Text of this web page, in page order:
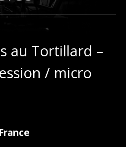
au Tortillard –
/ micro
France